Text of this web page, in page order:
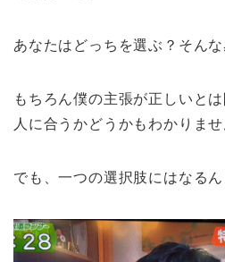
あなたはどっちを選ぶ？そんな
もちろん僕の主張が正しいと
人に合うかどうかもわかりませ
でも、一つの選択肢にはなるん